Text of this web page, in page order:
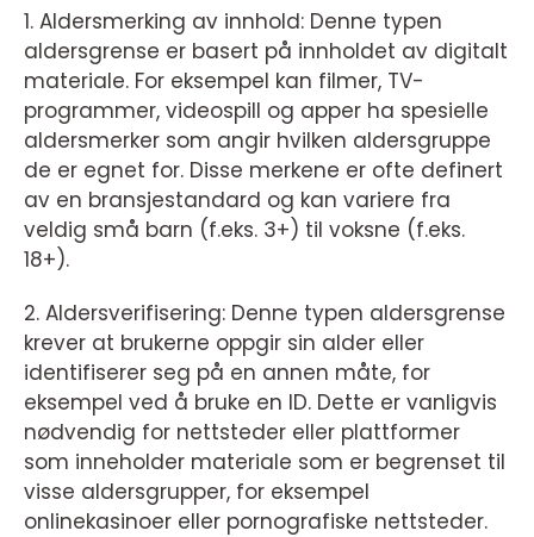
1. Aldersmerking av innhold: Denne typen
aldersgrense er basert på innholdet av digitalt
materiale. For eksempel kan filmer, TV-
programmer, videospill og apper ha spesielle
aldersmerker som angir hvilken aldersgruppe
de er egnet for. Disse merkene er ofte definert
av en bransjestandard og kan variere fra
veldig små barn (f.eks. 3+) til voksne (f.eks.
18+).
2. Aldersverifisering: Denne typen aldersgrense
krever at brukerne oppgir sin alder eller
identifiserer seg på en annen måte, for
eksempel ved å bruke en ID. Dette er vanligvis
nødvendig for nettsteder eller plattformer
som inneholder materiale som er begrenset til
visse aldersgrupper, for eksempel
onlinekasinoer eller pornografiske nettsteder.